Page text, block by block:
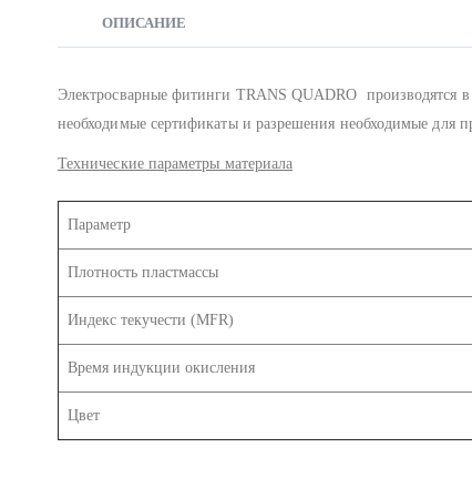
ОПИСАНИЕ
Электросварные фитинги TRANS QUADRO производятся
необходимые сертификаты и разрешения необходимые для
Технические параметры материала
Параметр
Плотность пластмассы
Индекс текучести (MFR)
Время индукции окисления
Цвет